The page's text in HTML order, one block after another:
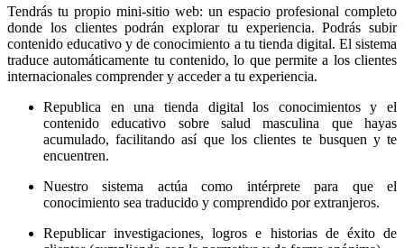
Tendrás tu propio mini-sitio web: un espacio profesional completo
donde los clientes podrán explorar tu experiencia. Podrás subir
contenido educativo y de conocimiento a tu tienda digital. El sistema
traduce automáticamente tu contenido, lo que permite a los clientes
internacionales comprender y acceder a tu experiencia.
Republica en una tienda digital los conocimientos y el
contenido educativo sobre salud masculina que hayas
acumulado, facilitando así que los clientes te busquen y te
encuentren.
Nuestro sistema actúa como intérprete para que el
conocimiento sea traducido y comprendido por extranjeros.
Republicar investigaciones, logros e historias de éxito de